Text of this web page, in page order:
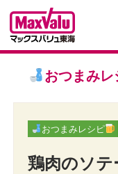
おつまみレ
おつまみレシピ
鶏肉のソ